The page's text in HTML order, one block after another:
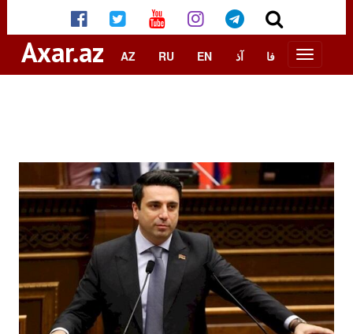
Axar.az AZ RU EN آذ فا